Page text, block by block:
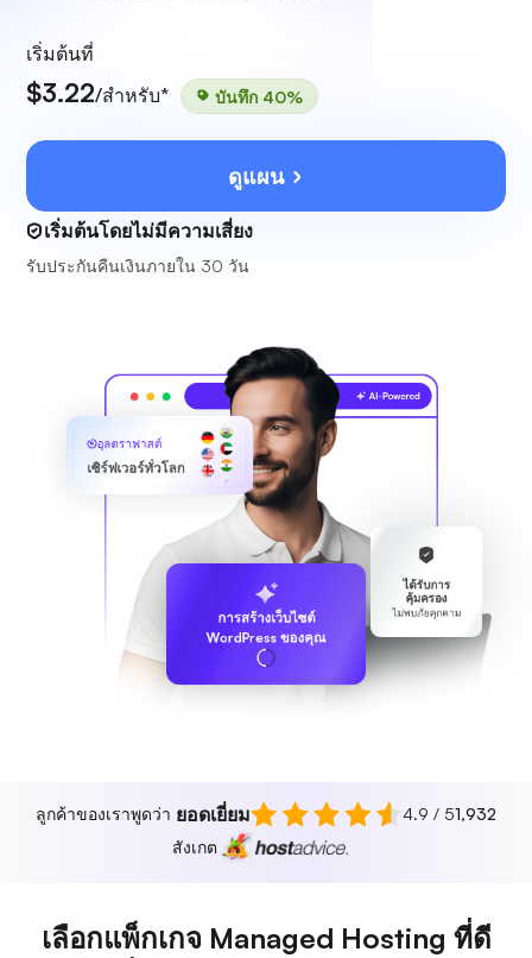
เริ่มต้นที่
$3.22/สำหรับ* บันทึก 40%
ดูแผน
เริ่มต้นโดยไม่มีความเสี่ยง
รับประกันคืนเงินภายใน 30 วัน
ได้รับการ
คุ้มครอง
ไม่พบภัยคุกคาม
อุลตราฟาสต์
เซิร์ฟเวอร์ทั่วโลก
การสร้างเว็บไซต์
WordPress ของคุณ
ลูกค้าของเราพูดว่า ยอดเยี่ยม 4.9 / 51,932
สังเกต
เลือกแพ็กเกจ Managed Hosting ที่ดี